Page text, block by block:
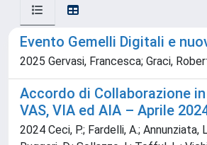
Evento Gemelli Digitali e
2025 Gervasi, Francesca; Graci,
Accordo di Collaborazione
VAS, VIA ed AIA – Aprile
2024 Ceci, P.; Fardelli, A.;